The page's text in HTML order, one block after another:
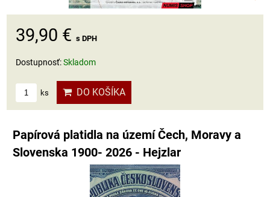
39,90 € s DPH
Dostupnosť:Skladom
ks DO KOŠÍKA
Papírová platidla na území Čech, Moravy a
Slovenska 1900- 2026 - Hejzlar